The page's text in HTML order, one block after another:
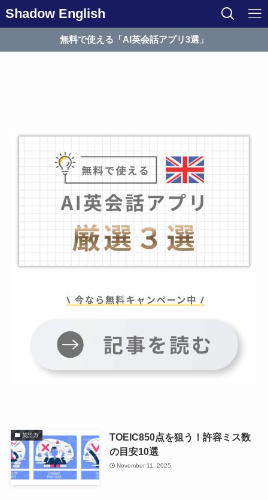
Shadow English
無料で使える「AI英会話アプリ3選」
英語力
TOEIC850点を狙う！許容ミス数
の目安10選
November 11, 2025